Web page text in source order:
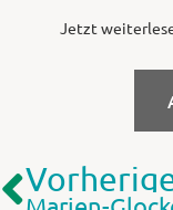
Jetzt